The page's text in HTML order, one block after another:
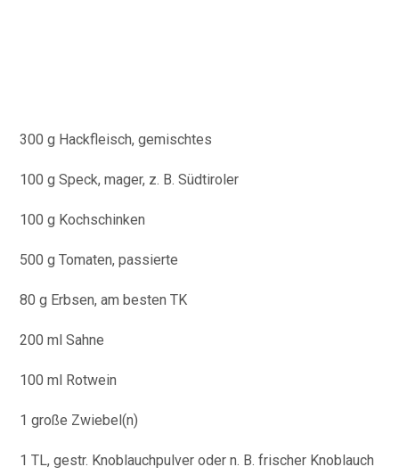
300 g Hackfleisch, gemischtes
100 g Speck, mager, z. B. Südtiroler
100 g Kochschinken
500 g Tomaten, passierte
80 g Erbsen, am besten TK
200 ml Sahne
100 ml Rotwein
1 große Zwiebel(n)
1 TL, gestr. Knoblauchpulver oder n. B. frischer Knoblauch